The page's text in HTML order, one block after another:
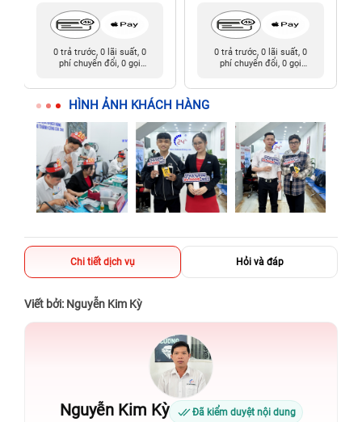
0 trả trước, 0 lãi suất, 0
phí chuyển đổi, 0 gọi
0 trả trước, 0 lãi suất, 0
phí chuyển đổi, 0 gọi
HÌNH ẢNH KHÁCH HÀNG
Chi tiết dịch vụ Hỏi và đáp
Viết bởi: Nguyễn Kim Kỳ
Nguyễn Kim Kỳ Đã kiểm duyệt nội dung